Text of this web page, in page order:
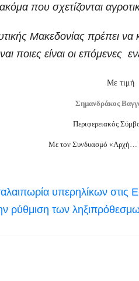
που σχετίζονται
Μακεδονίας πρέπει
ποιες είναι οι επόμενες
Με τιμή
Σημανδράκος
Περιφερειακός
Με τον Συνδυασμό «Αρχή…
υπερηλίκων στις
ρύθμιση των